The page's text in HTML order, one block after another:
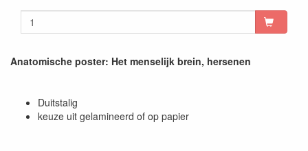
Anatomische poster: Het menselijk brein, hersenen
Duitstalig
keuze uit gelamineerd of op papier